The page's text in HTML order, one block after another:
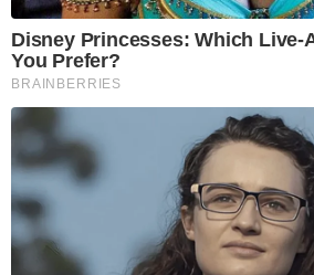
Disney Princesses: Which Live-
You Prefer?
BRAINBERRIES